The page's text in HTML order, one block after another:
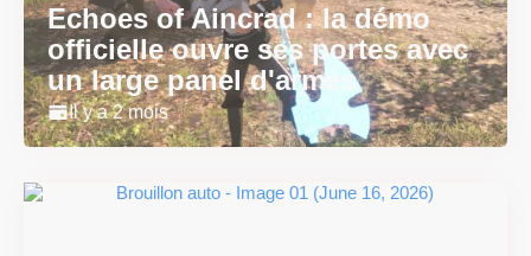
Echoes of Aincrad : la démo
officielle ouvre ses portes avec
un large panel d'armes
Il y a 2 mois